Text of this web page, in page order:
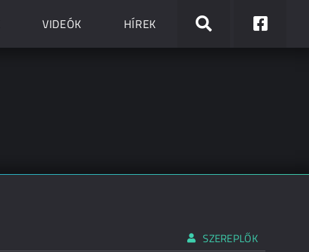
VIDEÓK HÍREK
SZEREPLŐK